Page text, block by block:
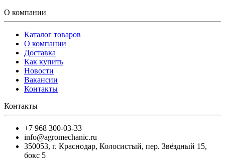
О компании
Каталог товаров
О компании
Доставка
Как купить
Новости
Вакансии
Контакты
Контакты
+7 968 300-03-33
info@agromechanic.ru
350053, г. Краснодар, Колосистый, пер. Звёздный 15,
бокс 5